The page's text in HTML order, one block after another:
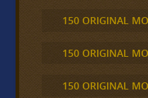
150 ORIGINAL
150 ORIGINAL
150 ORIGINAL